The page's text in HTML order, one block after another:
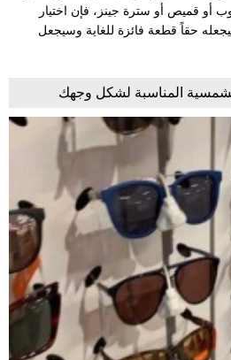
قميص أو سترة جينز، فإن اختيار
حقاً قطعة فائزة للغاية وسيجعل
المناسبة لشكل وجهك